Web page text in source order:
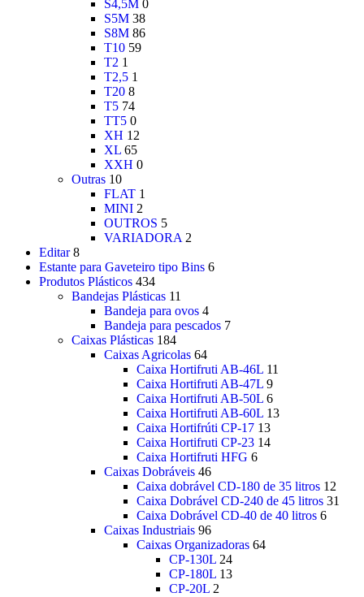
S4,5M 0
S5M 38
S8M 86
T10 59
T2 1
T2,5 1
T20 8
T5 74
TT5 0
XH 12
XL 65
XXH 0
Outras 10
FLAT 1
MINI 2
OUTROS 5
VARIADORA 2
Editar 8
Estante para Gaveteiro tipo Bins 6
Produtos Plásticos 434
Bandejas Plásticas 11
Bandeja para ovos 4
Bandeja para pescados 7
Caixas Plásticas 184
Caixas Agricolas 64
Caixa Hortifruti AB-46L 11
Caixa Hortifruti AB-47L 9
Caixa Hortifruti AB-50L 6
Caixa Hortifruti AB-60L 13
Caixa Hortifrúti CP-17 13
Caixa Hortifruti CP-23 14
Caixa Hortifruti HFG 6
Caixas Dobráveis 46
Caixa dobrável CD-180 de 35 litros 12
Caixa Dobrável CD-240 de 45 litros 31
Caixa Dobrável CD-40 de 40 litros 6
Caixas Industriais 96
Caixas Organizadoras 64
CP-130L 24
CP-180L 13
CP-20L 2